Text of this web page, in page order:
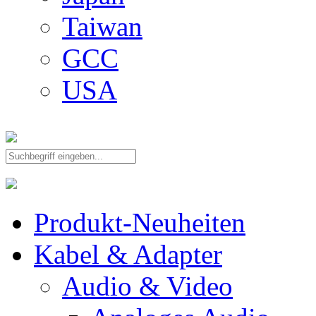
Taiwan
GCC
USA
Produkt-Neuheiten
Kabel & Adapter
Audio & Video